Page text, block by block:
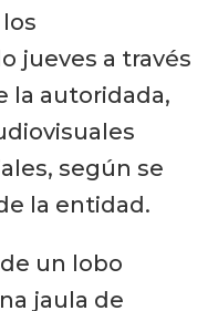
jueves a través
la autoridada,
según se
la entidad.
un lobo
jaula de